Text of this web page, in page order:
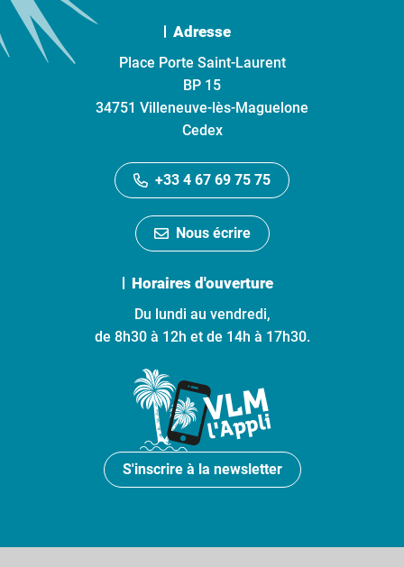
Adresse
Place Porte Saint-Laurent
BP 15
34751 Villeneuve-lès-Maguelone
Cedex
+33 4 67 69 75 75
Nous écrire
Horaires d'ouverture
Du lundi au vendredi,
de 8h30 à 12h et de 14h à 17h30.
S'inscrire à la newsletter